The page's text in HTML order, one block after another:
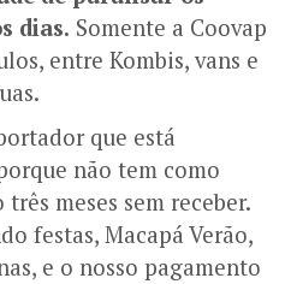
dias. Somente a Coovap
entre Kombis, vans e
que está
não tem como
meses sem receber.
festas, Macapá Verão,
e o nosso pagamento